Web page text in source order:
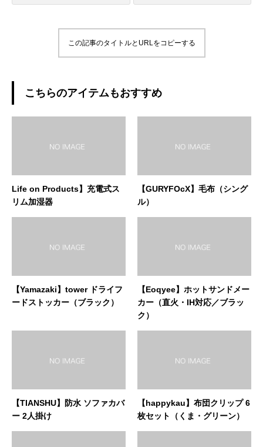
この記事のタイトルとURLをコピーする
こちらのアイテムもおすすめ
Life on Products】充電式ス
リム加湿器
【GURYFOcX】毛布（シング
ル）
【Yamazaki】tower ドライフ
ードストッカー（ブラック）
【Eoqyee】ホットサンドメー
カー（直火・IH対応／ブラッ
ク）
【TIANSHU】防水 ソファカバ
ー 2人掛け
【happykau】布団クリップ 6
枚セット（くま・グリーン）